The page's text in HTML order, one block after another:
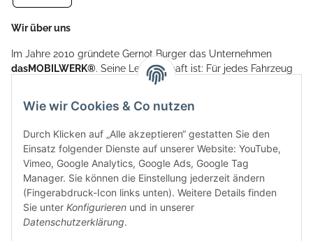
Wir über uns
Im Jahre 2010 gründete Gernot Burger das Unternehmen
dasMOBILWERK®. Seine Leidenschaft ist: Für jedes Fahrzeug
ein Car Cover anzubieten - passgenau und individuell.
weitere Produkte, wie Reifenschuhe, Hardtopständer hinzu.
sind mit hochwertigen Techniken und Materialien gefertigt.
dasMOBILWERK® ist seit der Gründung ein
Familienunternehmen, welches sich seit 2010 auf
Wachstumskurs befindet. Hier haben Sie zu den üblichen
Geschäftszeiten immer einen persönlichen Ansprechpartner,
sofern Sie Fragen rund um die Produkte von dasMOBILWERK
Wie wir Cookies & Co nutzen
Durch Klicken auf „Alle akzeptieren“ gestatten Sie den
Einsatz folgender Dienste auf unserer Website: YouTube,
Vimeo, Google Analytics, Google Ads, Google Tag
Manager. Sie können die Einstellung jederzeit ändern
(Fingerabdruck-Icon links unten). Weitere Details finden
Sie unter Konfigurieren und in unserer
Datenschutzerklärung.